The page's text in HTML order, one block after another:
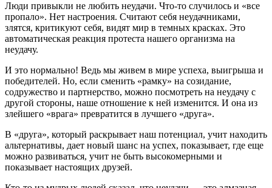
Люди привыкли не любить неудачи. Что-то случилось и «все
пропало». Нет настроения. Считают себя неудачниками,
злятся, критикуют себя, видят мир в темных красках. Это
автоматическая реакция протеста нашего организма на
неудачу.
И это нормально! Ведь мы живем в мире успеха, выигрыша и
победителей. Но, если сменить «рамку» на созидание,
содружество и партнерство, можно посмотреть на неудачу с
другой стороны, наше отношение к ней изменится. И она из
злейшего «врага» превратится в лучшего «друга».
В «друга», который раскрывает наш потенциал, учит находить
альтернативы, дает новый шанс на успех, показывает, где еще
можно развиваться, учит не быть высокомерными и
показывает настоящих друзей.